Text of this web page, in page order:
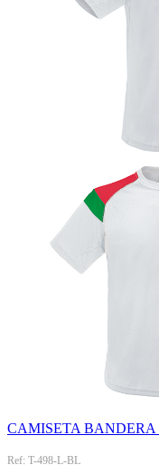
CAMISETA
Ref: T-498-L-BL